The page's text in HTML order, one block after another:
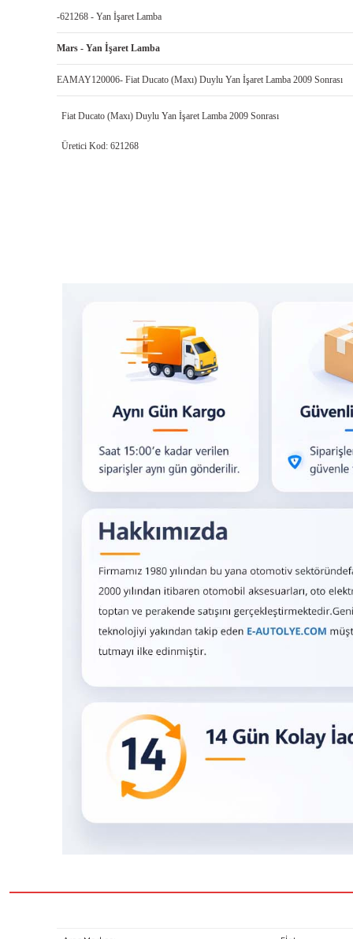
-621268 - Yan İşaret Lamba
Mars - Yan İşaret Lamba
EAMAY120006- Fiat Ducato (Maxı) Duylu Yan İşaret Lamba 2009 Sonrası
Fiat Ducato (Maxı) Duylu Yan İşaret Lamba 2009 Sonrası
Üretici Kod: 621268